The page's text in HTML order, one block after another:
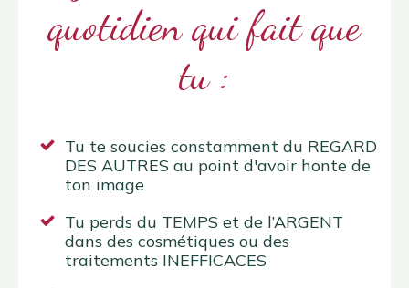
quotidien qui fait que
tu :
Tu te soucies constamment du REGARD
DES AUTRES au point d'avoir honte de
ton image
Tu perds du TEMPS et de l’ARGENT
dans des cosmétiques ou des
traitements INEFFICACES